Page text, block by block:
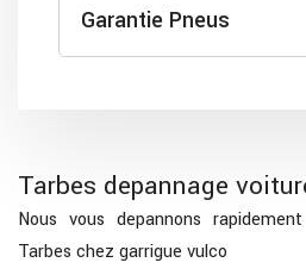
Garantie Pneus
Tarbes depannage
Nous vous depannons
Tarbes chez garrigue vulco